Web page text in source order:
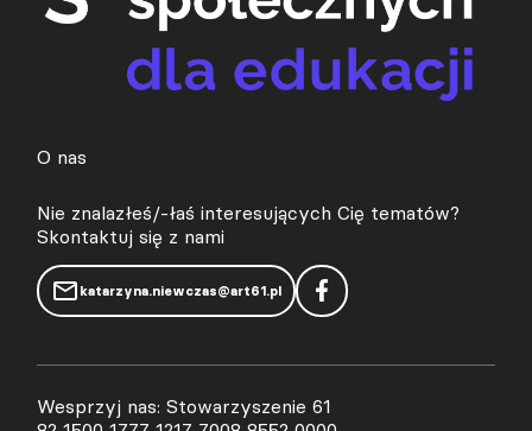
O nas
Nie znalazłeś/-łaś interesujących Cię tematów?
Skontaktuj się z nami
katarzyna.niewczas@art61.pl
Wesprzyj nas: Stowarzyszenie 61